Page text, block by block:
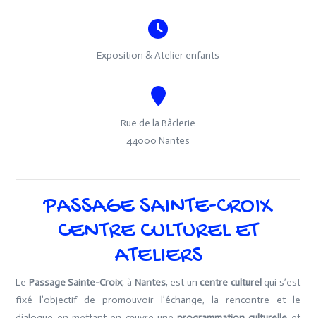
Exposition & Atelier enfants
Rue de la Bâclerie
44000 Nantes
PASSAGE SAINTE-CROIX
CENTRE CULTUREL ET
ATELIERS
Le Passage Sainte-Croix, à Nantes, est uncentre culturel qui s’est
fixé l’objectif de promouvoir l’échange, la rencontre et le